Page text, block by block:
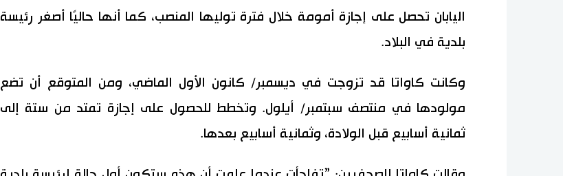
اليابان تحصل على إجازة أمومة خلال فترة توليها المنصب، كما أنها حاليًا أصغر رئيسة
بلدية في البلاد.
وكانت كاواتا قد تزوجت في ديسمبر/ كانون الأول الماضي، ومن المتوقع أن تضع
مولودها في منتصف سبتمبر/ أيلول. وتخطط للحصول على إجازة تمتد من ستة إلى
ثمانية أسابيع قبل الولادة، وثمانية أسابيع بعدها.